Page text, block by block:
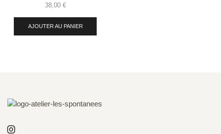
38,00 €
AJOUTER AU PANIER